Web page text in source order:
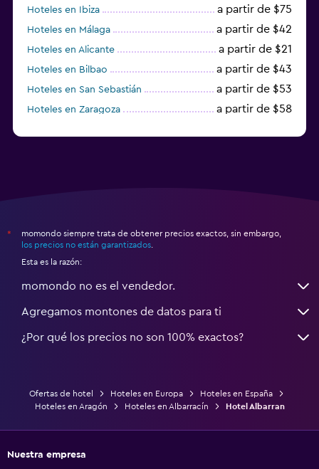
Hoteles en Ibiza a partir de $75
Hoteles en Málaga a partir de $42
Hoteles en Alicante a partir de $21
Hoteles en Bilbao a partir de $43
Hoteles en San Sebastián a partir de $53
Hoteles en Zaragoza a partir de $58
*
momondo siempre trata de obtener precios exactos, sin embargo,
los precios no están garantizados
Esta es la razón:
momondo no es el vendedor.
Agregamos montones de datos para ti
¿Por qué los precios no son 100% exactos?
Ofertas de hotel Hoteles en Europa
Hoteles en España
Hoteles en Aragón
Hoteles en Albarracín Hotel Albarran
Nuestra empresa